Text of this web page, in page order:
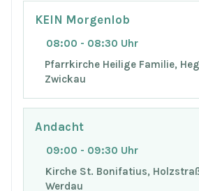
KEIN Morgenlob
08:00 - 08:30 Uhr
Pfarrkirche Heilige Familie,
Zwickau
Andacht
09:00 - 09:30 Uhr
Kirche St. Bonifatius,
Werdau